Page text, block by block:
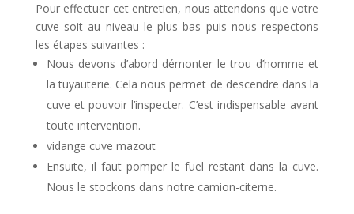
Pour effectuer cet entretien, nous attendons que votre
cuve soit au niveau le plus bas puis nous respectons
les étapes suivantes :
Nous devons d’abord démonter le trou d’homme et
la tuyauterie. Cela nous permet de descendre dans la
cuve et pouvoir l’inspecter. C’est indispensable avant
toute intervention.
vidange cuve mazout
Ensuite, il faut pomper le fuel restant dans la cuve.
Nous le stockons dans notre camion-citerne.